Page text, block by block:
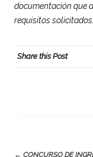
documentación que
requisitos solicitados.
Share this Post
Post
← CONCURSO DE